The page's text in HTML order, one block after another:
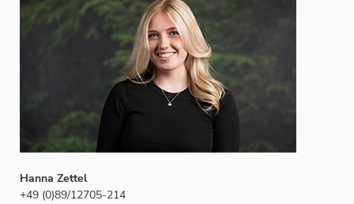
Hanna Zettel
+49 (0)89/12705-214